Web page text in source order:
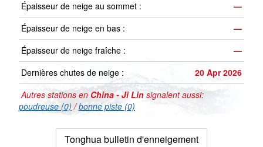
Épaisseur de neige au sommet :
—
Épaisseur de neige en bas :
—
Épaisseur de neige fraîche :
—
Dernières chutes de neige :
20 Apr 2026
Autres stations en China - Ji Lin signalent aussi:
poudreuse (0) /bonne piste (0)
Tonghua bulletin d'enneigement